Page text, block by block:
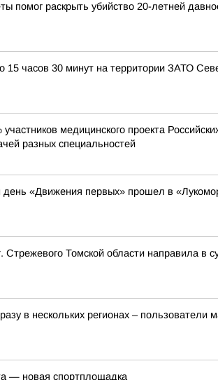
помог раскрыть убийство 20-летней
15 часов 30 минут на территории ЗАТО
медицинского проекта
разных специальностей
день «Движения первых» прошел в
Стрежевого Томской области направила в
в нескольких регионах – пользователи
— новая спортплощадка